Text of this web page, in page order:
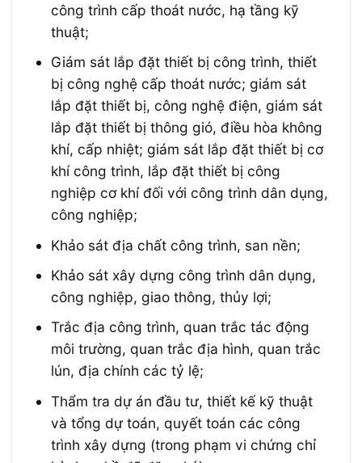
công trình cấp thoát nước, hạ tầng kỹ
thuật;
Giám sát lắp đặt thiết bị công trình, thiết
bị công nghệ cấp thoát nước; giám sát
lắp đặt thiết bị, công nghệ điện, giám sát
lắp đặt thiết bị thông gió, điều hòa không
khí, cấp nhiệt; giám sát lắp đặt thiết bị cơ
khí công trình, lắp đặt thiết bị công
nghiệp cơ khí đối với công trình dân dụng,
công nghiệp;
Khảo sát địa chất công trình, san nền;
Khảo sát xây dựng công trình dân dụng,
công nghiệp, giao thông, thủy lợi;
Trắc địa công trình, quan trắc tác động
môi trường, quan trắc địa hình, quan trắc
lún, địa chính các tỷ lệ;
Thẩm tra dự án đầu tư, thiết kế kỹ thuật
và tổng dự toán, quyết toán các công
trình xây dựng (trong phạm vi chứng chỉ